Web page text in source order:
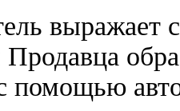
выражает
Продавца
помощью